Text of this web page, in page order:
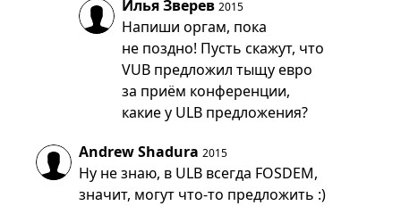
Илья Зверев 2015
Напиши оргам, пока
не поздно! Пусть скажут, что
VUB предложил тыщу евро
за приём конференции,
какие у ULB предложения?
Andrew Shadura 2015
Ну не знаю, в ULB всегда FOSDEM,
значит, могут что-то предложить :)